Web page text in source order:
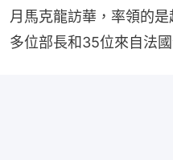
月馬克龍訪華，率領的
多位部長和35位來自法